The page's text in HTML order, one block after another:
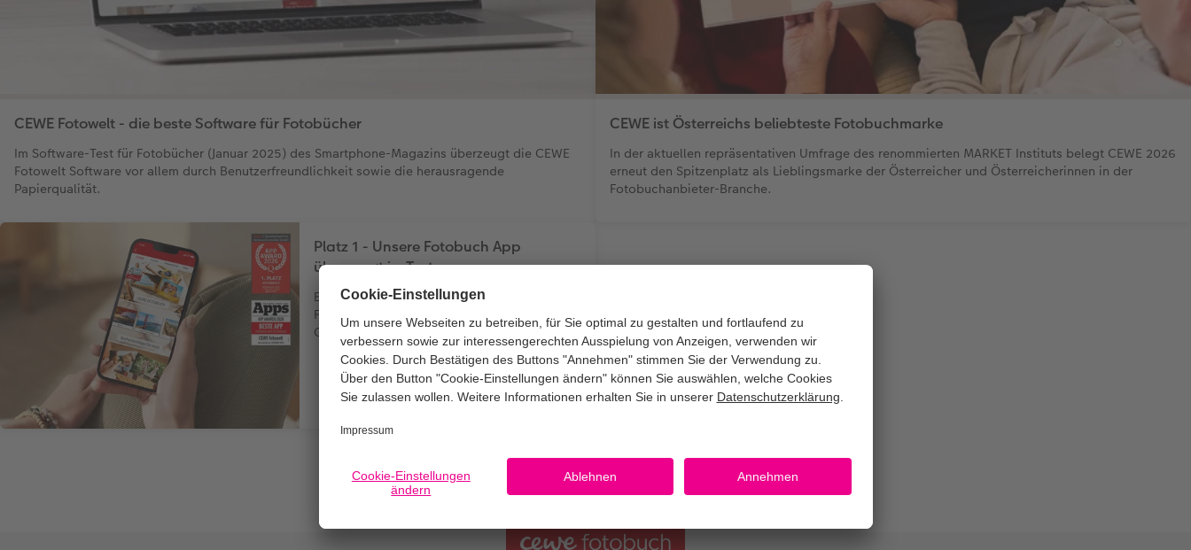
CEWE Fotowelt - die beste Software für Fotobücher
Im Software-Test für Fotobücher (Januar 2025) des Smartphone-Magazins überzeugt die CEWE
Fotowelt Software vor allem durch Benutzerfreundlichkeit sowie die herausragende
Papierqualität.
CEWE ist Österreichs beliebteste Fotobuchmarke
In der aktuellen repräsentativen Umfrage des renommierten MARKET Instituts belegt CEWE 2026
erneut den Spitzenplatz als Lieblingsmarke der Österreicher und Österreicherinnen in der
Fotobuchanbieter-Branche.
Platz 1 - Unsere Fotobuch App
überzeugt im Test
Entdecken Sie die ausgezeichnete CEWE
Fotowelt App mit neuen Funktionen zur
Gestaltungs Ihres CEWE FOTOBUCHs.